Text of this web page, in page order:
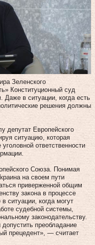
Зеленского
Конституционный суд
Даже в ситуации, когда есть
решения должны
депутат Европейского
ситуацию, которая
ответственности
Союза. Понимая
на своем пути
приверженной общим
закона в процессе
ситуации, когда могут
судебной системы,
законодательству.
преобладание
прецедент», — считает